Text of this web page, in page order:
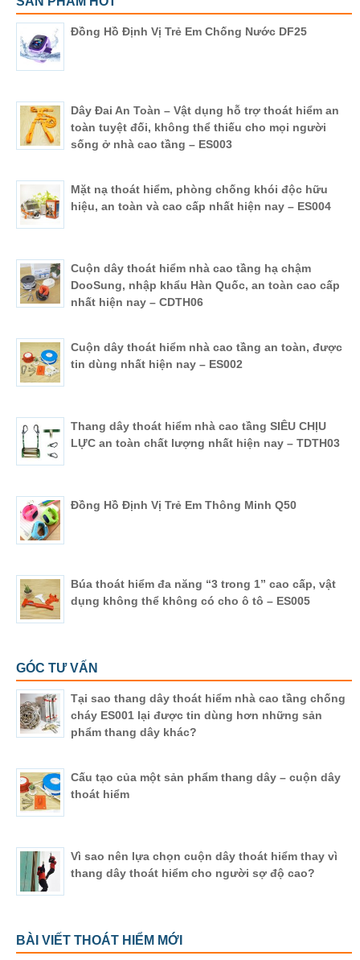
Đồng Hồ Định Vị Trẻ Em Chống Nước DF25
Dây Đai An Toàn – Vật dụng hỗ trợ thoát hiểm an
toàn tuyệt đối, không thể thiếu cho mọi người
sống ở nhà cao tầng – ES003
Mặt nạ thoát hiểm, phòng chống khói độc hữu
hiệu, an toàn và cao cấp nhất hiện nay – ES004
Cuộn dây thoát hiểm nhà cao tầng hạ chậm
DooSung, nhập khẩu Hàn Quốc, an toàn cao cấp
nhất hiện nay – CDTH06
Cuộn dây thoát hiểm nhà cao tầng an toàn, được
tin dùng nhất hiện nay – ES002
Thang dây thoát hiểm nhà cao tầng SIÊU CHỊU
LỰC an toàn chất lượng nhất hiện nay – TDTH03
Đồng Hồ Định Vị Trẻ Em Thông Minh Q50
Búa thoát hiểm đa năng “3 trong 1” cao cấp, vật
dụng không thể không có cho ô tô – ES005
GÓC TƯ VẤN
Tại sao thang dây thoát hiểm nhà cao tầng chống
cháy ES001 lại được tin dùng hơn những sản
phẩm thang dây khác?
Cấu tạo của một sản phẩm thang dây – cuộn dây
thoát hiểm
Vì sao nên lựa chọn cuộn dây thoát hiểm thay vì
thang dây thoát hiểm cho người sợ độ cao?
BÀI VIẾT THOÁT HIỂM MỚI